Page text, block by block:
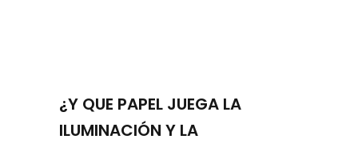
¿Y QUE PAPEL JUEGA LA
ILUMINACIÓN Y LA